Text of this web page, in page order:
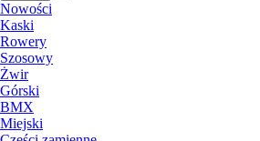
Nowości
Kaski
Rowery
Szosowy
Żwir
Górski
BMX
Miejski